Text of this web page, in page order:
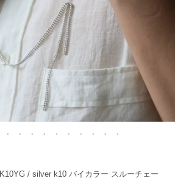
/ silver k10 バイカラー スルーチェー